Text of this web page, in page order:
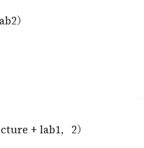
）
+ lab1，2）